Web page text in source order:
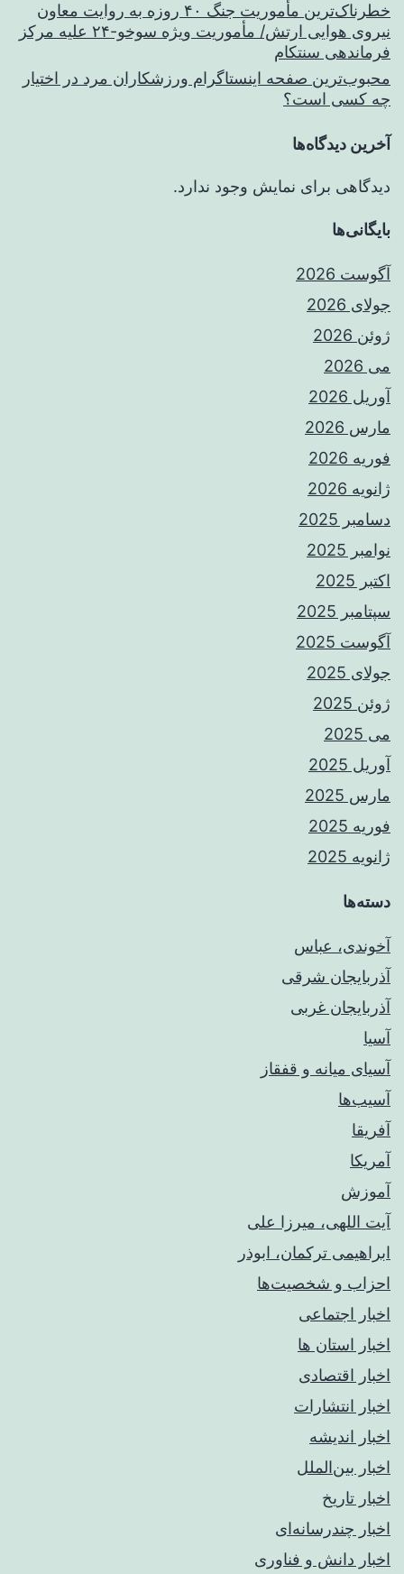
خطرناک‌ترین مأموریت جنگ ۴۰ روزه به روایت معاون
نیروی هوایی ارتش/ مأموریت ویژه سوخو-۲۴ علیه مرکز
فرماندهی سنتکام
محبوب‌ترین صفحه اینستاگرام ورزشکاران مرد در اختیار
چه کسی است؟
آخرین دیدگاه‌ها
دیدگاهی برای نمایش وجود ندارد.
بایگانی‌ها
آگوست 2026
جولای 2026
ژوئن 2026
می 2026
آوریل 2026
مارس 2026
فوریه 2026
ژانویه 2026
دسامبر 2025
نوامبر 2025
اکتبر 2025
سپتامبر 2025
آگوست 2025
جولای 2025
ژوئن 2025
می 2025
آوریل 2025
مارس 2025
فوریه 2025
ژانویه 2025
دسته‌ها
آخوندی، عباس
آذربایجان شرقی
آذربایجان غربی
آسیا
آسیای میانه و قفقاز
آسیب‌ها
آفریقا
آمریکا
آموزش
آیت اللهی، میرزا علی
ابراهیمی ترکمان، ابوذر
احزاب و شخصیت‌ها
اخبار اجتماعی
اخبار استان ها
اخبار اقتصادی
اخبار انتشارات
اخبار اندیشه
اخبار بین‌الملل
اخبار تاریخ
اخبار چندرسانه‌ای
اخبار دانش و فناوری